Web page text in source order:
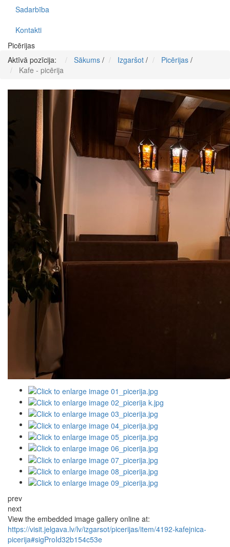
Sadarbība
Kontakti
Picērijas
Aktīvā pozīcija:
Sākums / Izgaršot / Picērijas /
Kafe - picērija
prev
next
View the embedded image gallery online at:
https://visit.jelgava.lv/lv/izgarsot/picerijas/item/4192-kafejnica-
picerija#sigProId32b154c53e